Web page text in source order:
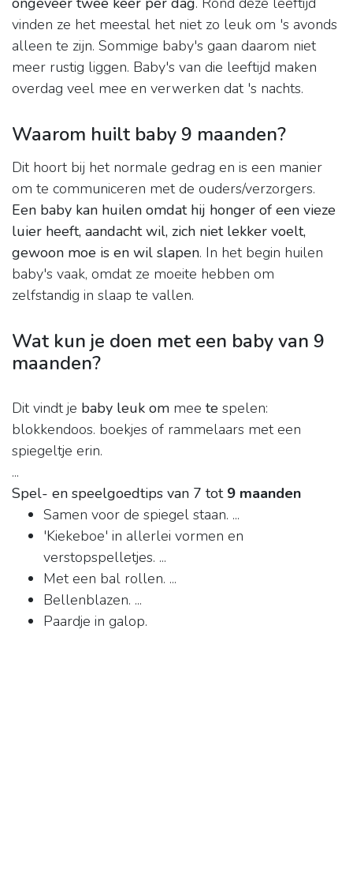
vinden ze het meestal het niet zo leuk om 's avonds
alleen te zijn. Sommige baby's gaan daarom niet
meer rustig liggen. Baby's van die leeftijd maken
overdag veel mee en verwerken dat 's nachts.
Waarom huilt baby 9 maanden?
Dit hoort bij het normale gedrag en is een manier
om te communiceren met de ouders/verzorgers.
Een baby kan huilen omdat hij honger of een vieze
luier heeft, aandacht wil, zich niet lekker voelt,
gewoon moe is en wil slapen. In het begin huilen
baby's vaak, omdat ze moeite hebben om
zelfstandig in slaap te vallen.
Wat kun je doen met een baby van 9
maanden?
Dit vindt je baby leuk om mee te spelen:
blokkendoos. boekjes of rammelaars met een
spiegeltje erin.
...
Spel- en speelgoedtips van 7 tot 9 maanden
Samen voor de spiegel staan. ...
'Kiekeboe' in allerlei vormen en
verstopspelletjes. ...
Met een bal rollen. ...
Bellenblazen. ...
Paardje in galop.